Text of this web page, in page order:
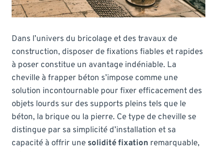
Dans l’univers du bricolage et des travaux de
construction, disposer de fixations fiables et rapides
à poser constitue un avantage indéniable. La
cheville à frapper béton s’impose comme une
solution incontournable pour fixer efficacement des
objets lourds sur des supports pleins tels que le
béton, la brique ou la pierre. Ce type de cheville se
distingue par sa simplicité d’installation et sa
capacité à offrir une solidité fixation remarquable,